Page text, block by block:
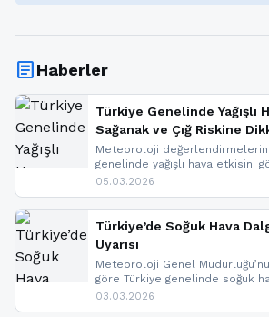
articleHaberler
Türkiye Genelinde Yağışlı
Sağanak ve Çığ Riskine
Meteoroloji
genelinde yağışlı hava etkisini
bölgelerinde kar yağışı
ise çığ tehlikesi bulunuyor. İç
nedeniyle görüş mesafesinde
yaşanabileceği belirtiliyor.
05.03.2026
Türkiye’de Soğuk Hava
Uyarısı
Meteoroloji Genel
göre Türkiye genelinde soğuk
oluyor. Birçok il için kar yağışı ve
03.03.2026